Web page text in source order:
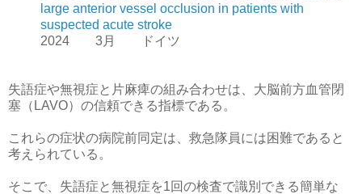
large anterior vessel occlusion in patients with
suspected acute stroke
2024 3月 ドイツ
失語症や無視症と片麻痺の組み合わせは、大脳前方血管閉
塞（LAVO）の信頼できる指標である。
これらの症状の病院前同定は、救急隊員には困難であると
考えられている。
そこで、失語症と無視症を1回の検査で識別できる簡単な